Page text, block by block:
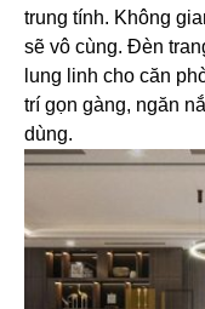
trung tính. Không
sẽ vô cùng. Đèn
lung linh cho căn
trí gọn gàng, ngăn
dùng.